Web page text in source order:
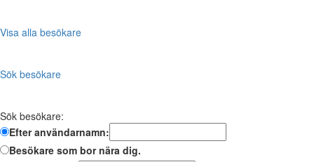
Visa alla besökare
Sök besökare
Sök besökare:
Efter användarnamn:
Besökare som bor nära dig.